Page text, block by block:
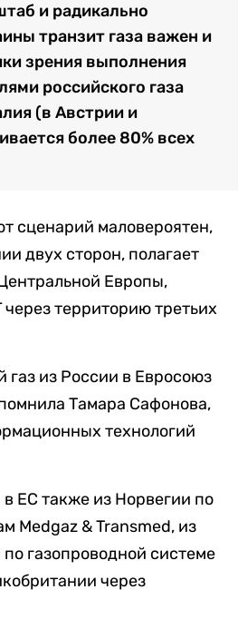
и радикально
транзит газа важен и
зрения выполнения
российского газа
(в Австрии и
более 80% всех
сценарий маловероятен,
двух сторон, полагает
Европы,
территорию третьих
газ из России в Евросоюз
Тамара Сафонова,
технологий
ЕС также из Норвегии по
Medgaz & Transmed, из
газопроводной системе
через